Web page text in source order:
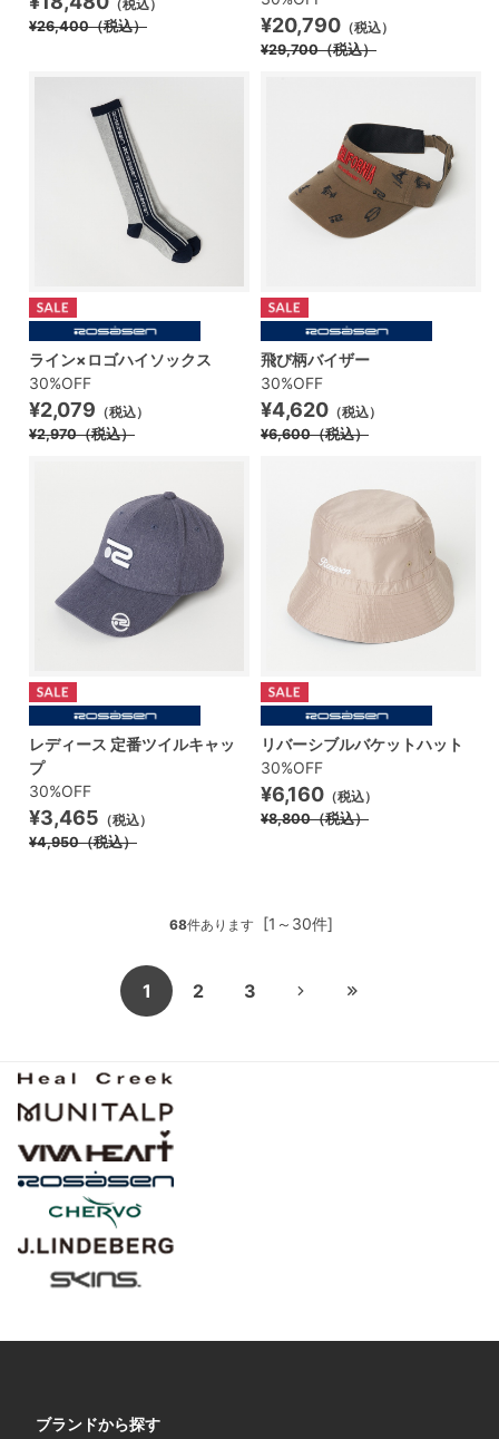
（税込）
¥26,400（税込） ¥20,790 （税込）
¥29,700（税込）
ライン×ロゴハイソックス
30%OFF
¥2,079 （税込）
¥2,970（税込）
飛び柄バイザー
30%OFF
¥4,620 （税込）
¥6,600（税込）
レディース 定番ツイルキャッ
プ
30%OFF
¥3,465 （税込）
¥4,950（税込）
リバーシブルバケットハット
30%OFF
¥6,160 （税込）
¥8,800（税込）
[1～30件]
68件あります
1 2 3
ブランドから探す